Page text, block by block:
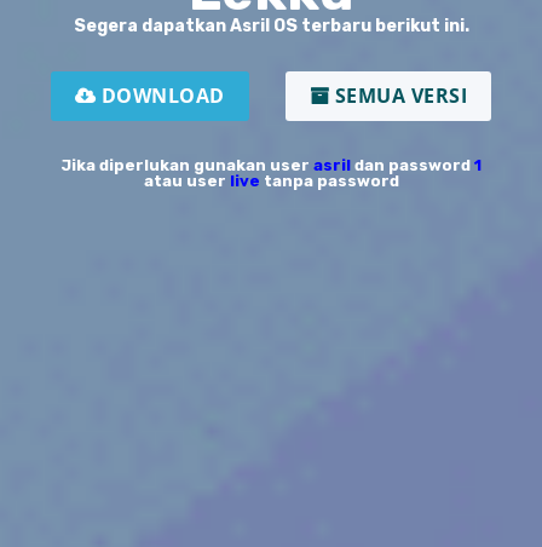
Segera dapatkan Asril OS terbaru berikut ini.
DOWNLOAD SEMUA VERSI
Jika diperlukan gunakan user asril dan password 1
atau user live tanpa password